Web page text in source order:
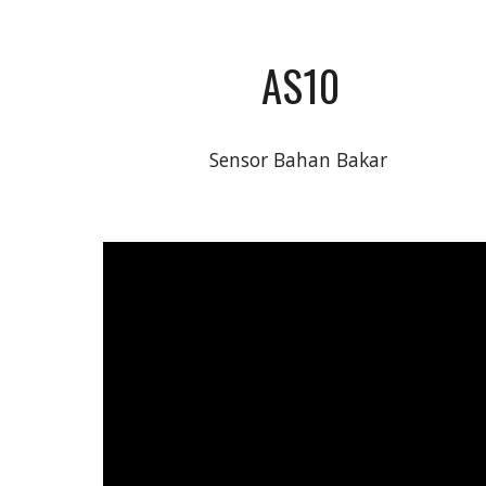
AS10
Sensor Bahan Bakar